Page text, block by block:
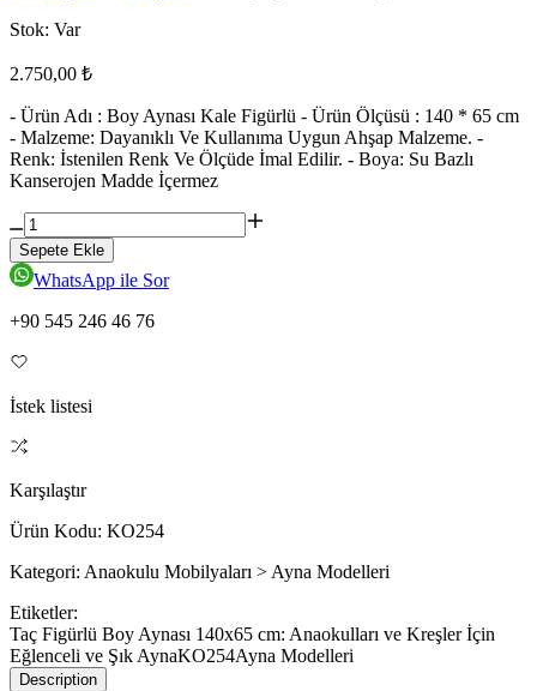
Stok: Var
2.750,00 ₺
- Ürün Adı : Boy Aynası Kale Figürlü - Ürün Ölçüsü : 140 * 65 cm
- Malzeme: Dayanıklı Ve Kullanıma Uygun Ahşap Malzeme. -
Renk: İstenilen Renk Ve Ölçüde İmal Edilir. - Boya: Su Bazlı
Kanserojen Madde İçermez
Sepete Ekle
WhatsApp ile Sor
+90 545 246 46 76
İstek listesi
Karşılaştır
Ürün Kodu: KO254
Kategori: Anaokulu Mobilyaları > Ayna Modelleri
Etiketler:
Taç Figürlü Boy Aynası 140x65 cm: Anaokulları ve Kreşler İçin
Eğlenceli ve Şık AynaKO254Ayna Modelleri
Description